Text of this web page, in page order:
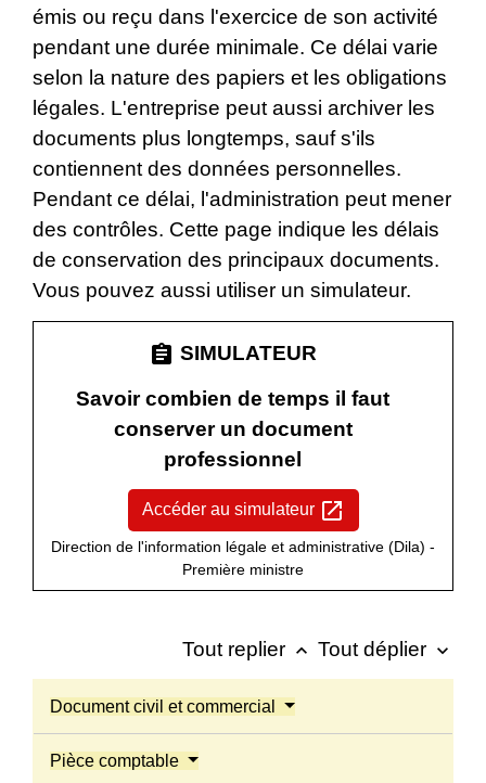
émis ou reçu dans l'exercice de son activité
pendant une durée minimale. Ce délai varie
selon la nature des papiers et les obligations
légales. L'entreprise peut aussi archiver les
documents plus longtemps, sauf s'ils
contiennent des données personnelles.
Pendant ce délai, l'administration peut mener
des contrôles. Cette page indique les délais
de conservation des principaux documents.
Vous pouvez aussi utiliser un simulateur.
assignment SIMULATEUR
Savoir combien de temps il faut
conserver un document
professionnel
Accéder au simulateur open_in_new
Direction de l'information légale et administrative (Dila) -
Première ministre
Tout replier keyboard_arrow_up Tout déplier keyboard_arrow_down
Document civil et commercial
Pièce comptable